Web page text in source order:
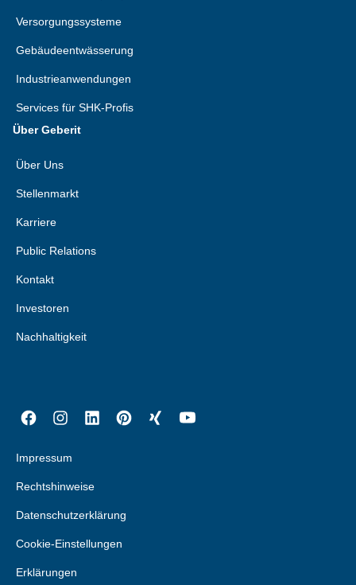
Versorgungssysteme
Gebäudeentwässerung
Industrieanwendungen
Services für SHK-Profis
Über Geberit
Über Uns
Stellenmarkt
Karriere
Public Relations
Kontakt
Investoren
Nachhaltigkeit
Impressum
Rechtshinweise
Datenschutzerklärung
Cookie-Einstellungen
Erklärungen